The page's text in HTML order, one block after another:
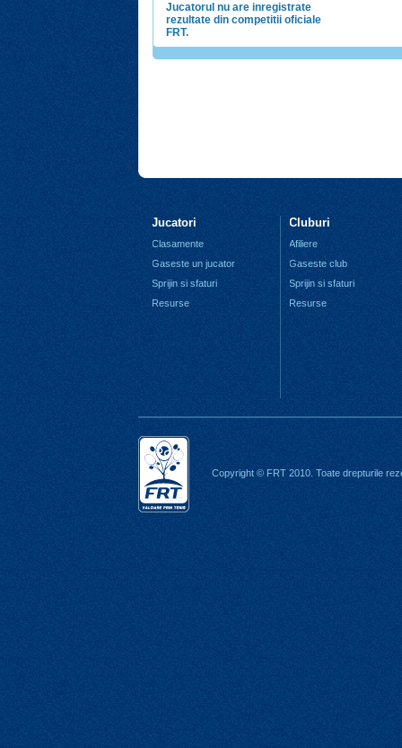
Jucatorul nu are inregistrate
rezultate din competitii oficiale
FRT.
Jucatori
Clasamente
Gaseste un jucator
Sprijin si sfaturi
Resurse
Cluburi
Afiliere
Gaseste club
Sprijin si sfaturi
Resurse
Copyright © FRT 2010. Toate drepturile